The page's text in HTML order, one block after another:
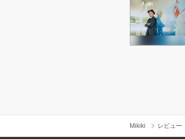
Mikiki レビュー